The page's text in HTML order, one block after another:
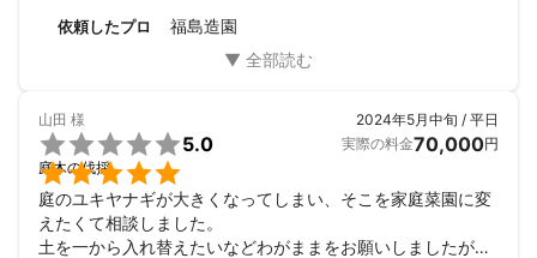
依頼したプロ 福島造園
山田 様


5.0
庭木の伐採
2024年5月中旬 / 平日
実際の料金70,000円
庭のユキヤナギが大きくなってしまい、そこを家庭菜園に変
えたくて相談しました。
土を一から入れ替えたいなどわがままをお願いしましたが、